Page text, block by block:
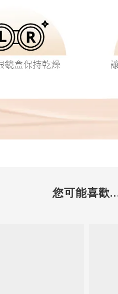
您可能喜歡